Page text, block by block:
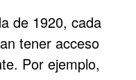
de 1920, cada
tener acceso
Por ejemplo,